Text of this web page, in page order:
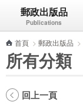
跳到主要內容區塊
郵政出版品
首頁 > 郵政出版品 >
所有分類
回上一頁